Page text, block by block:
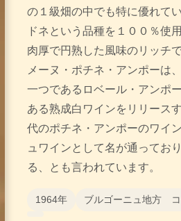
の１級畑の中でも特に優れて
ドネという品種を１００％使
肉厚で円熟した風味のリッチ
メーヌ・ポチネ・アンポーは
一つであるロベール・アンポ
ある熟成白ワインをリリース
代のポチネ・アンポーのワイ
ュワインとして名が通ってお
る、とも言われています。
1964年 ブルゴーニュ地方